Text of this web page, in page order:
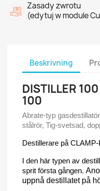
Zasady zwrotu
(edytuj w module
Beskrivning
DISTILLER
100
Abrate-typ
stålrör, Tig-svetsad,
Destillerare på
I den här typen av
sprit första gången.
uppnå destillatet på